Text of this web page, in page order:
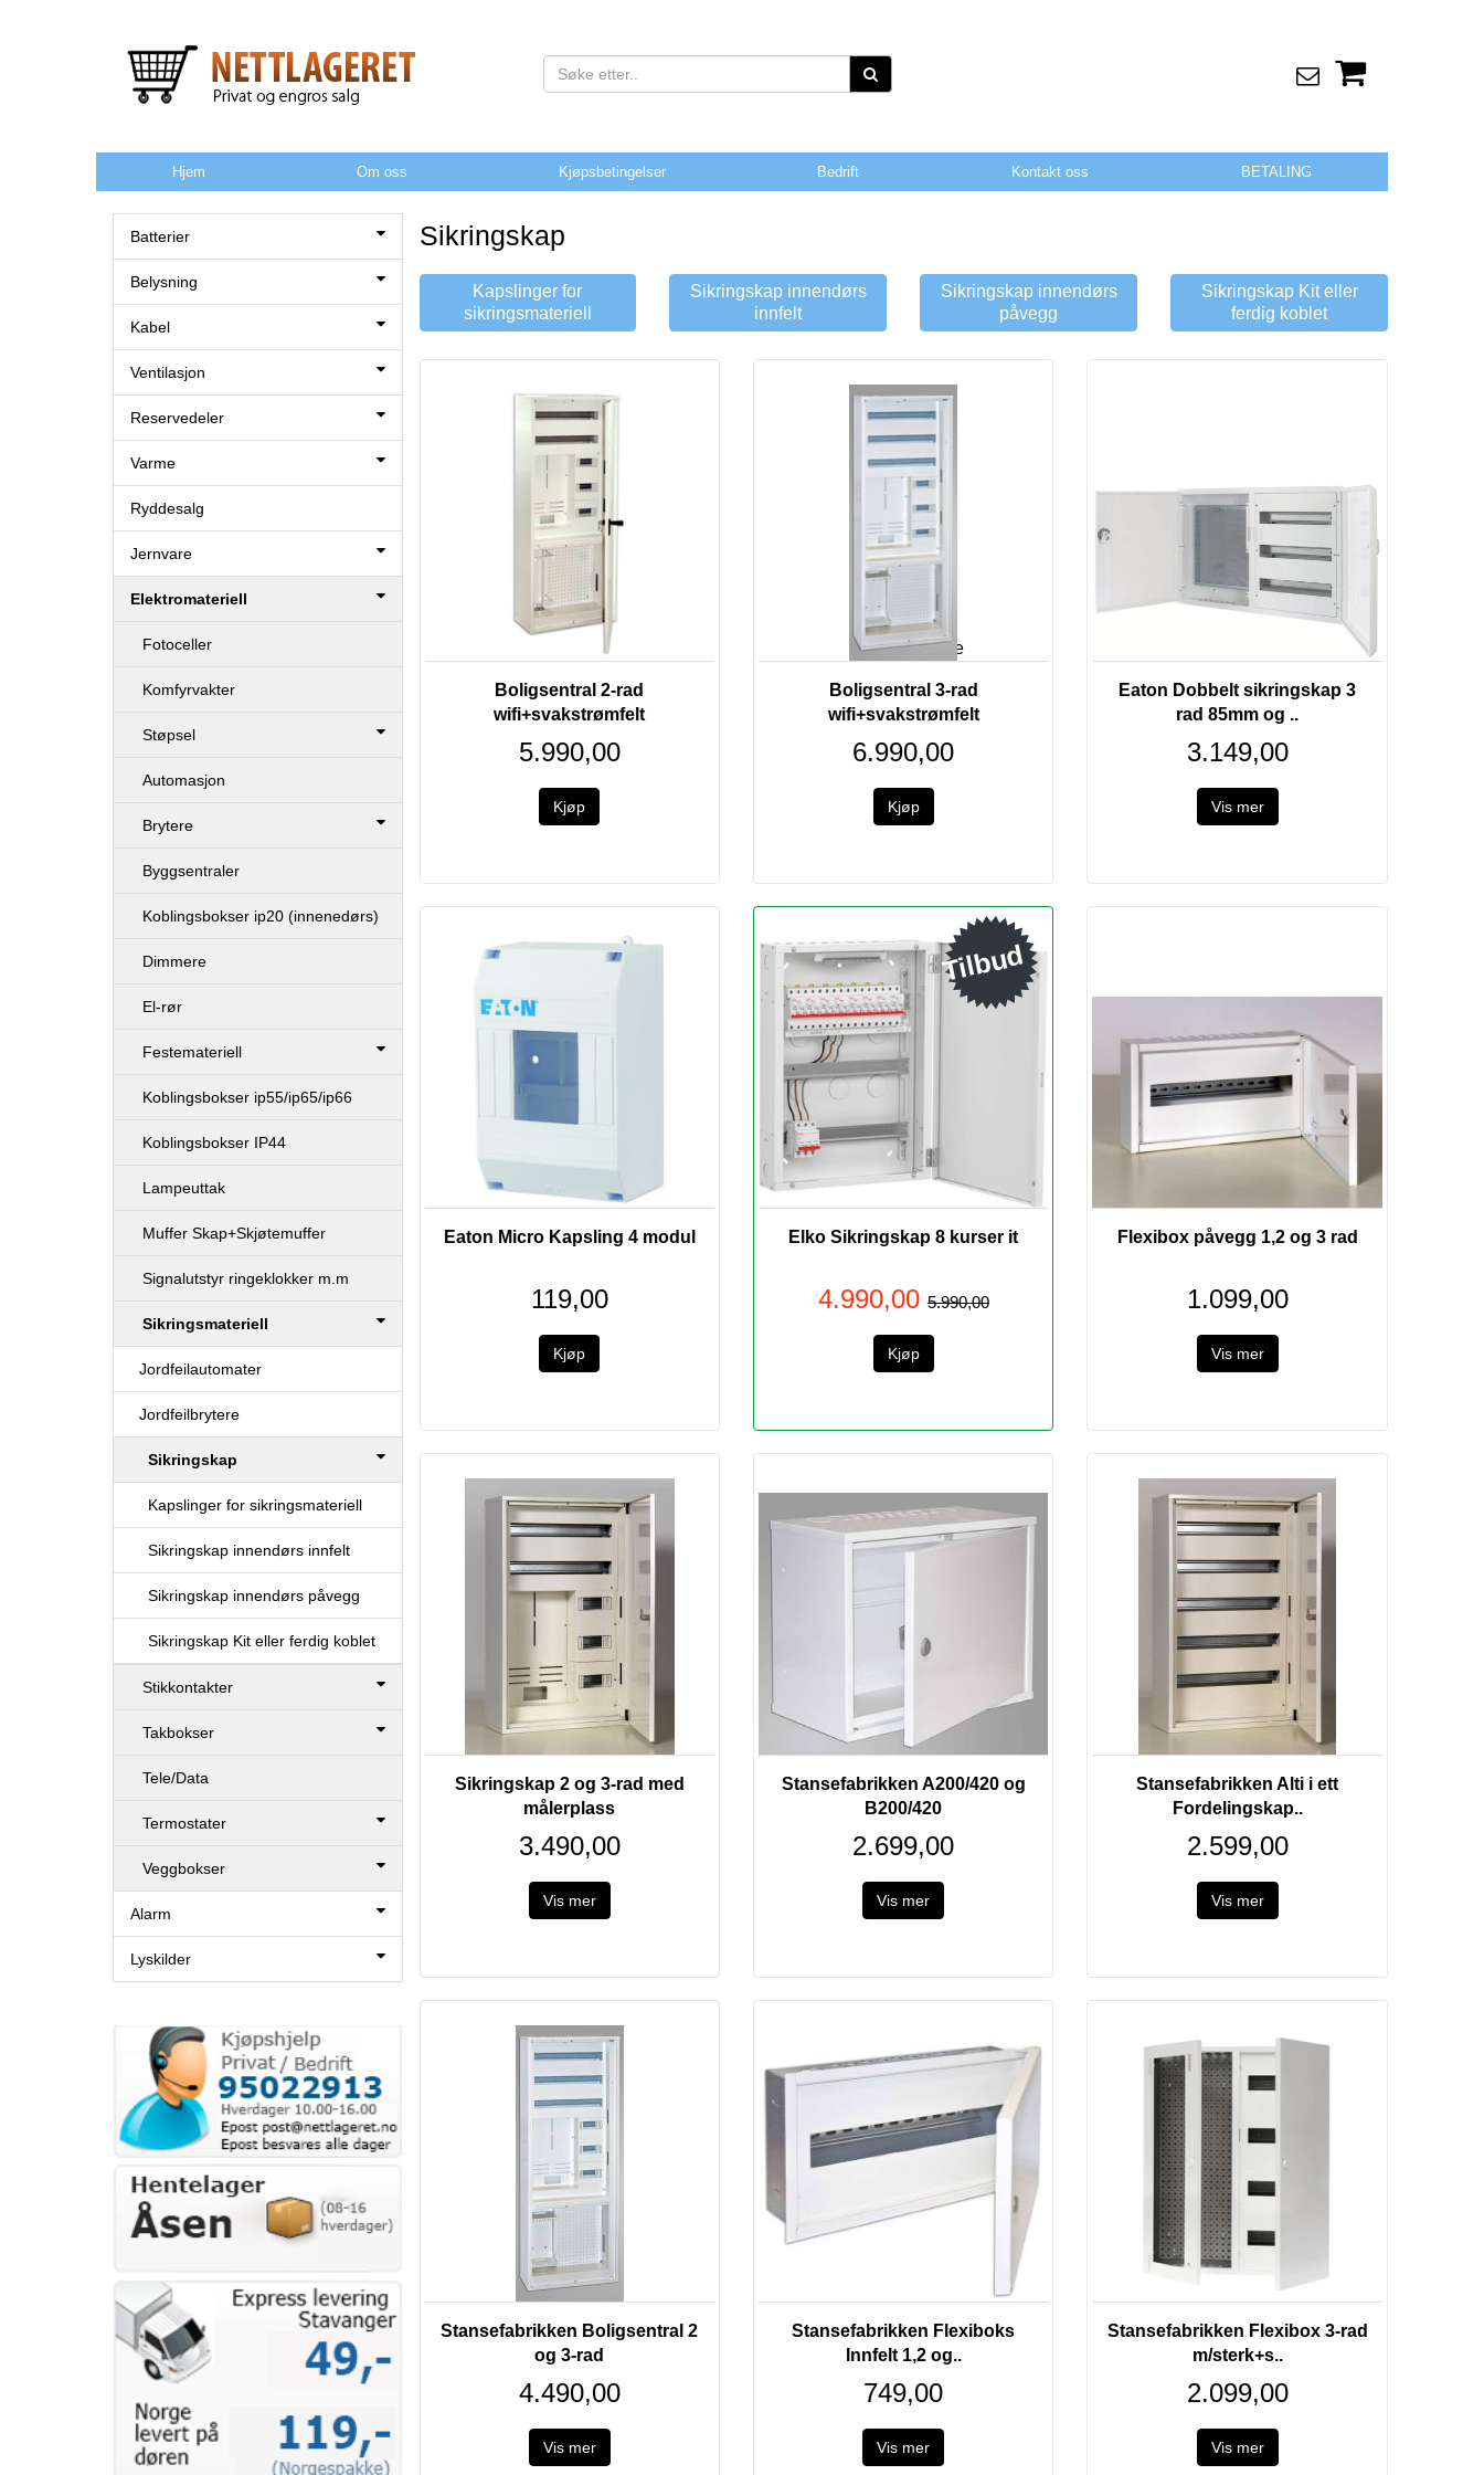
Hjem Om oss Kjøpsbetingelser Bedrift Kontakt oss BETALING
Batterier
Belysning
Kabel
Ventilasjon
Reservedeler
Varme
Ryddesalg
Jernvare
Elektromateriell
Fotoceller
Komfyrvakter
Støpsel
Automasjon
Brytere
Byggsentraler
Koblingsbokser ip20 (innenedørs)
Dimmere
El-rør
Festemateriell
Koblingsbokser ip55/ip65/ip66
Koblingsbokser IP44
Lampeuttak
Muffer Skap+Skjøtemuffer
Signalutstyr ringeklokker m.m
Sikringsmateriell
Jordfeilautomater
Jordfeilbrytere
Sikringskap
Kapslinger for sikringsmateriell
Sikringskap innendørs innfelt
Sikringskap innendørs påvegg
Sikringskap Kit eller ferdig koblet
Stikkontakter
Takbokser
Tele/Data
Termostater
Veggbokser
Alarm
Lyskilder
Sikringskap
Kapslinger for
sikringsmateriell
Sikringskap innendørs
innfelt
Sikringskap innendørs
påvegg
Sikringskap Kit eller
ferdig koblet
Bestillingsvare
Boligsentral 2-rad
wifi+svakstrømfelt
5.990,00
Bestillingsvare
Boligsentral 3-rad
wifi+svakstrømfelt
6.990,00
Eaton Dobbelt sikringskap 3
rad 85mm og ..
3.149,00
Vis mer
Eaton Micro Kapsling 4 modul
119,00
Tilbud
Elko Sikringskap 8 kurser it
4.990,005.990,00
Flexibox påvegg 1,2 og 3 rad
1.099,00
Vis mer
Sikringskap 2 og 3-rad med
målerplass
3.490,00
Vis mer
Stansefabrikken A200/420 og
B200/420
2.699,00
Vis mer
Stansefabrikken Alti i ett
Fordelingskap..
2.599,00
Vis mer
Stansefabrikken Boligsentral 2
og 3-rad
4.490,00
Vis mer
Stansefabrikken Flexiboks
Innfelt 1,2 og..
749,00
Vis mer
Bestillingsvare
Stansefabrikken Flexibox 3-rad
m/sterk+s..
2.099,00
Vis mer